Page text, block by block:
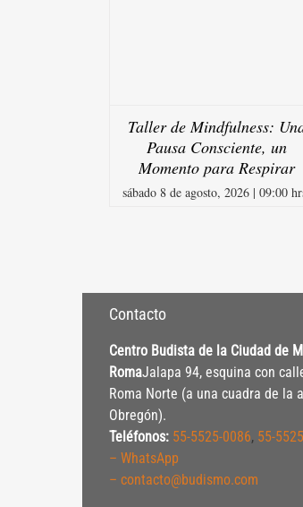
Taller de Mindfulness:
Pausa Consciente, un
Momento para Respirar
sábado 8 de agosto, 2026 | 09:00
Contacto
Centro Budista de la Ciudad de
RomaJalapa 94, esquina con
Roma Norte (a una cuadra de la
Obregón).
Teléfonos: 55-5525-0086, 55-
– WhatsApp
– contacto@budismo.com